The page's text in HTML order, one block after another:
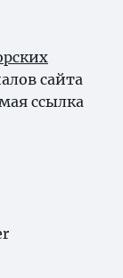
сайта
ссылка